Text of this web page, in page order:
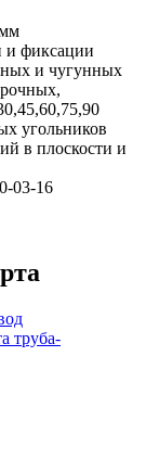
и фиксации
и чугунных
угольников
в плоскости и
03-16
труба-